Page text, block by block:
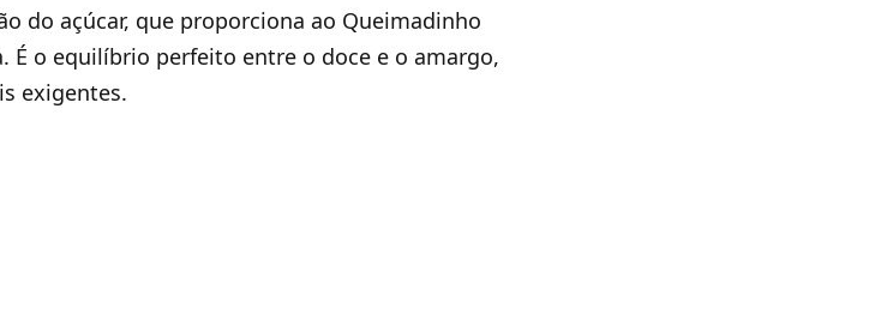
do açúcar, que proporciona ao Queimadinho
É o equilíbrio perfeito entre o doce e o amargo,
exigentes.